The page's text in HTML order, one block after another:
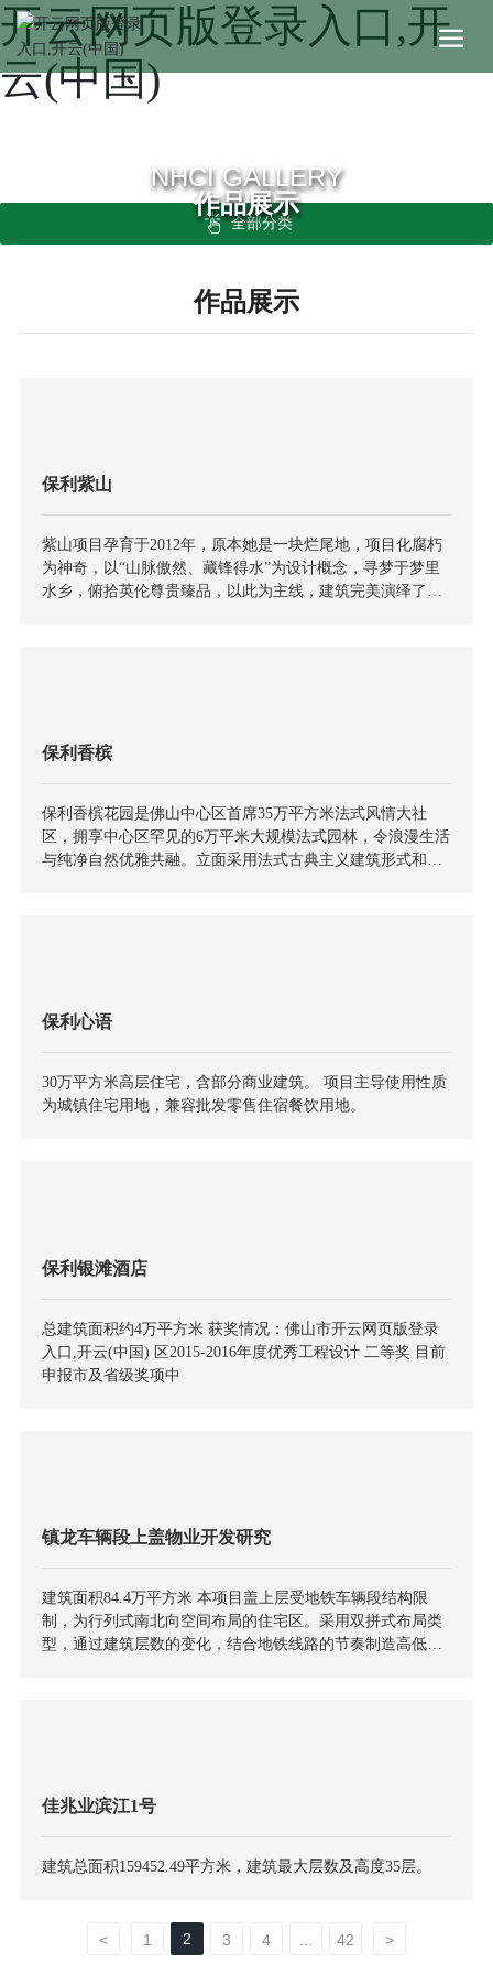
开云网页版登录入口,开
云(中国)
NHCI GALLERY
作品展示
全部分类
作品展示
保利紫山
紫山项目孕育于2012年，原本她是一块烂尾地，项目化腐朽
为神奇，以“山脉傲然、藏锋得水”为设计概念，寻梦于梦里
水乡，俯拾英伦尊贵臻品，以此为主线，建筑完美演绎了英
保利香槟
保利香槟花园是佛山中心区首席35万平方米法式风情大社
区，拥享中心区罕见的6万平米大规模法式园林，令浪漫生活
与纯净自然优雅共融。立面采用法式古典主义建筑形式和风
合当地的气候特点，又保证各栋住宅拥有良好的景观视野，
保利心语
30万平方米高层住宅，含部分商业建筑。 项目主导使用性质
为城镇住宅用地，兼容批发零售住宿餐饮用地。
保利银滩酒店
总建筑面积约4万平方米 获奖情况：佛山市开云网页版登录
入口,开云(中国) 区2015-2016年度优秀工程设计 二等奖 目前
申报市及省级奖项中
镇龙车辆段上盖物业开发研究
建筑面积84.4万平方米 本项目盖上层受地铁车辆段结构限
制，为行列式南北向空间布局的住宅区。采用双拼式布局类
型，通过建筑层数的变化，结合地铁线路的节奏制造高低起
佳兆业滨江1号
建筑总面积159452.49平方米，建筑最大层数及高度35层。
< 1 2 3 4 42 >